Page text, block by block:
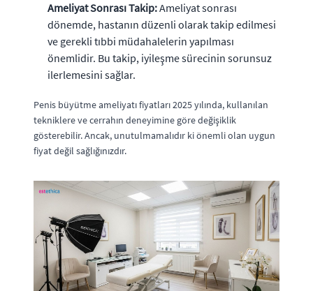
Ameliyat Sonrası Takip:Ameliyat sonrası
dönemde, hastanın düzenli olarak takip edilmesi
ve gerekli tıbbi müdahalelerin yapılması
önemlidir. Bu takip, iyileşme sürecinin sorunsuz
ilerlemesini sağlar.
Penis büyütme ameliyatı fiyatları 2025 yılında, kullanılan
tekniklere ve cerrahın deneyimine göre değişiklik
gösterebilir. Ancak, unutulmamalıdır ki önemli olan uygun
fiyat değil sağlığınızdır.